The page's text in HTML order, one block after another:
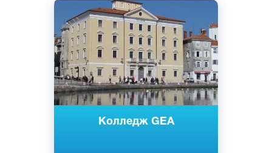
Колледж GEA
Cловенский
Английский
Любляна, Словения
Государственный